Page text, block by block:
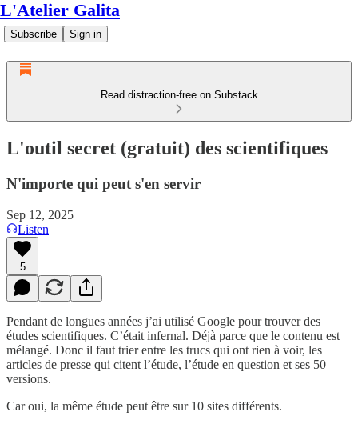
L'Atelier Galita
Subscribe Sign in
Read distraction-free on Substack
L'outil secret (gratuit) des scientifiques
N'importe qui peut s'en servir
Sep 12, 2025
Listen
5
Pendant de longues années j’ai utilisé Google pour trouver des
études scientifiques. C’était infernal. Déjà parce que le contenu est
mélangé. Donc il faut trier entre les trucs qui ont rien à voir, les
articles de presse qui citent l’étude, l’étude en question et ses 50
versions.
Car oui, la même étude peut être sur 10 sites différents.